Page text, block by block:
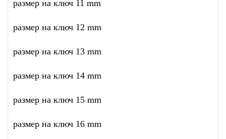
размер на ключ 11 mm
размер на ключ 12 mm
размер на ключ 13 mm
размер на ключ 14 mm
размер на ключ 15 mm
размер на ключ 16 mm